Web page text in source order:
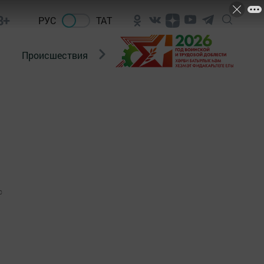
РУС ТАТ
Происшествия Новости Госавтоинспекции